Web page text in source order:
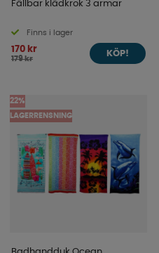
Fällbar klädkrok 3 armar
Finns i lager
170 kr
179 kr
KÖP!
22%
LAGERRENSNING